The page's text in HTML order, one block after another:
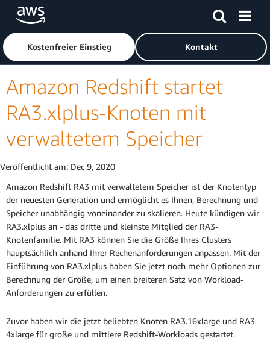
Überspringen zum Hauptinhalt
Klicken Sie hier, um zur Amazon Web Services-Startseite
Kostenfreier Einstieg Kontakt
Amazon Redshift startet
RA3.xlplus-Knoten mit
verwaltetem Speicher
Veröffentlicht am: Dec 9, 2020
Amazon Redshift RA3 mit verwaltetem Speicher ist der Knotentyp
der neuesten Generation und ermöglicht es Ihnen, Berechnung und
Speicher unabhängig voneinander zu skalieren. Heute kündigen wir
RA3.xlplus an - das dritte und kleinste Mitglied der RA3-
Knotenfamilie. Mit RA3 können Sie die Größe Ihres Clusters
hauptsächlich anhand Ihrer Rechenanforderungen anpassen. Mit der
Einführung von RA3.xlplus haben Sie jetzt noch mehr Optionen zur
Berechnung der Größe, um einen breiteren Satz von Workload-
Anforderungen zu erfüllen.
Zuvor haben wir die jetzt beliebten Knoten RA3.16xlarge und RA3
4xlarge für große und mittlere Redshift-Workloads gestartet.